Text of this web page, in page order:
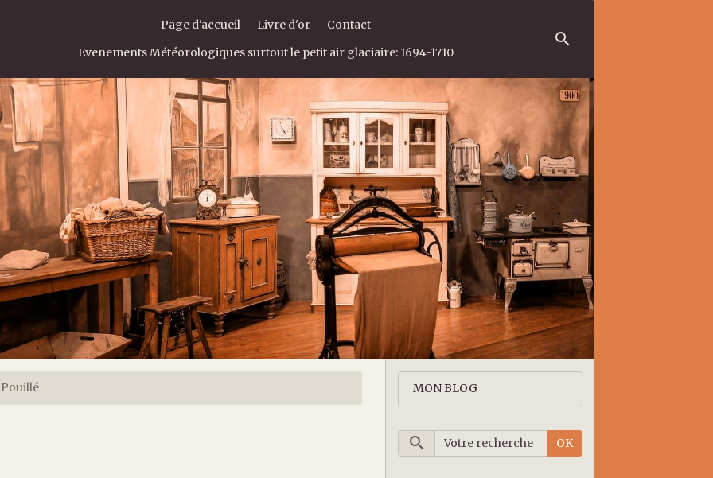
Page d'accueil Livre d'or
Contact
Evenements Météorologiques surtout le petit air glaciaire: 1694-1710
Pouillé MON BLOG
OK